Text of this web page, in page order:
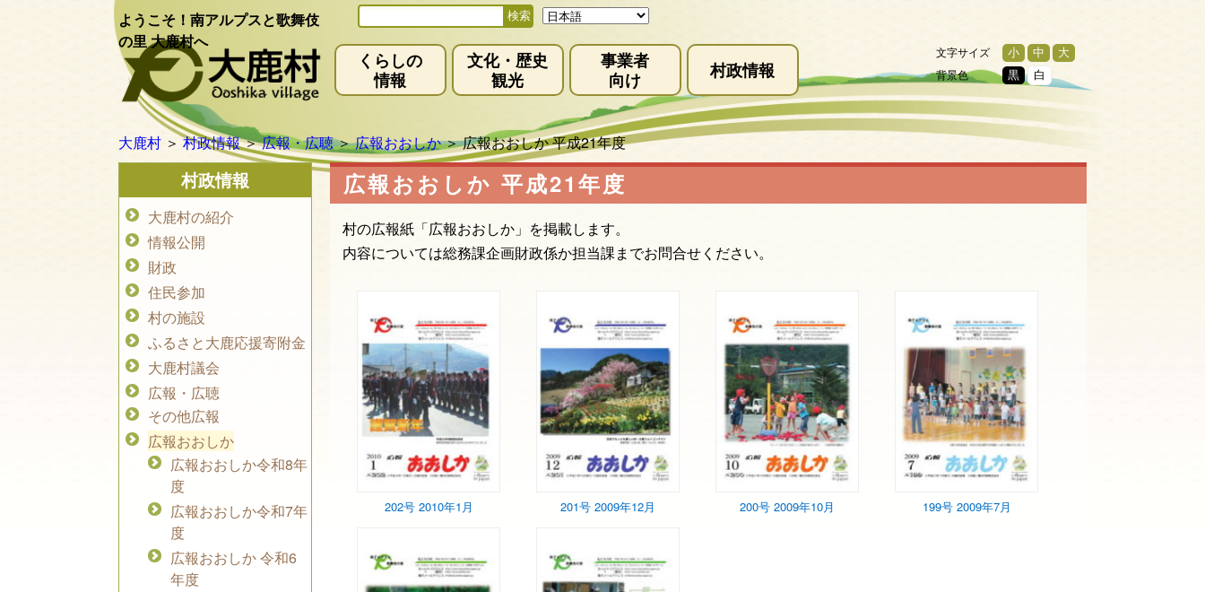
ようこそ！南アルプスと歌舞伎
の里 大鹿村へ
くらしの
情報
文化・歴史
観光
事業者
向け
村政情報
文字サイズ 小 中 大
背景色 黒 白
大鹿村 ＞村政情報＞広報・広聴＞広報おおしか＞広報おおしか 平成21年度
広報おおしか 平成21年度
村の広報紙「広報おおしか」を掲載します。
内容については総務課企画財政係か担当課までお問合せください。
202号 2010年1月 201号 2009年12月 200号 2009年10月 199号 2009年7月
村政情報
大鹿村の紹介
情報公開
財政
住民参加
村の施設
ふるさと大鹿応援寄附金
大鹿村議会
広報・広聴
その他広報
広報おおしか
広報おおしか令和8年
度
広報おおしか令和7年
度
広報おおしか 令和6
年度